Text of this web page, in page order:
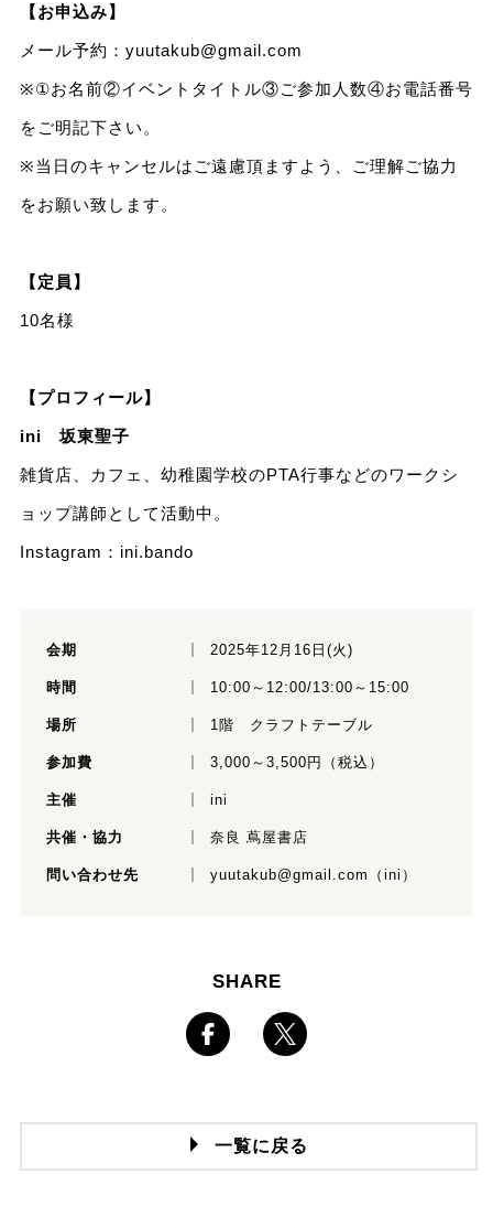
【お申込み】
メール予約： yuutakub@gmail.com
※①お名前②イベントタイトル③ご参加人数④お電話番号
をご明記下さい。
※当日のキャンセルはご遠慮頂ますよう、ご理解ご協力
をお願い致します。
【定員】
10名様
【プロフィール】
ini 坂東聖子
雑貨店、カフェ、幼稚園学校のPTA行事などのワークシ
ョップ講師として活動中。
Instagram： ini.bando
会期 2025年12月16日(火)
時間 10:00～12:00/13:00～15:00
場所 1階 クラフトテーブル
参加費 3,000～3,500円（税込）
主催 ini
共催・協力 奈良 蔦屋書店
問い合わせ先 yuutakub@gmail.com（ini）
SHARE
一覧に戻る